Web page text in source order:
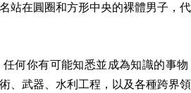
站在圓圈和方形中央的裸體男子，
何你有可能知悉並成為知識的事
、武器、水利工程，以及各種跨界